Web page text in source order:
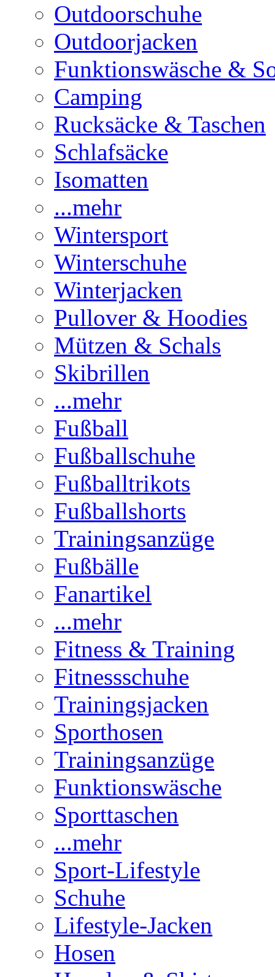
Outdoorschuhe
Outdoorjacken
Funktionswäsche &
Camping
Rucksäcke & Taschen
Schlafsäcke
Isomatten
...mehr
Wintersport
Winterschuhe
Winterjacken
Pullover & Hoodies
Mützen & Schals
Skibrillen
...mehr
Fußball
Fußballschuhe
Fußballtrikots
Fußballshorts
Trainingsanzüge
Fußbälle
Fanartikel
...mehr
Fitness & Training
Fitnessschuhe
Trainingsjacken
Sporthosen
Trainingsanzüge
Funktionswäsche
Sporttaschen
...mehr
Sport-Lifestyle
Schuhe
Lifestyle-Jacken
Hosen